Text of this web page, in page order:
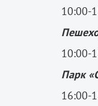
10:00-
10:00-
Парк
16:00-